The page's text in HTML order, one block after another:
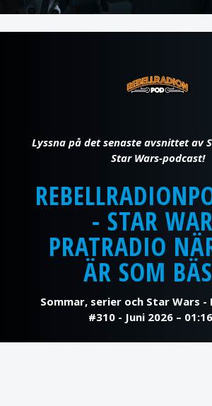
- STAR
PRATRADIO
ÄR SOM
Sommar, serier och Star Wars -
#310 - Juni 2026 –